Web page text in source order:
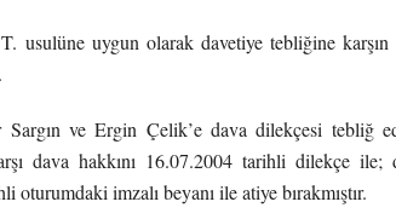
usulüne uygun olarak davetiye tebliğine
Sargın ve Ergin Çelik’e dava dilekçesi tebliğ
dava hakkını 16.07.2004 tarihli dilekçe ile;
oturumdaki imzalı beyanı ile atiye bırakmıştır.